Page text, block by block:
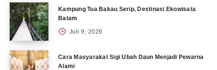
Kampung Tua Bakau Serip, Destinasi Ekowisata
Batam
Juli 9, 2026
Cara Masyarakat Sigi Ubah Daun Menjadi Pewarna
Alami